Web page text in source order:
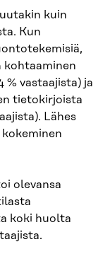
kuin
Kun
kohtaaminen
vastaajista) ja
tietokirjoista
Lähes
olevansa
koki huolta